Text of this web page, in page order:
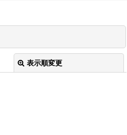
表示順変更